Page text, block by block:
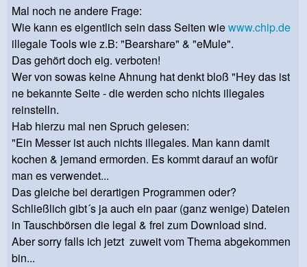
Mal noch ne andere Frage:
Wie kann es eigentlich sein dass Seiten wiewww.chip.de
illegale Tools wie z.B: "Bearshare" & "eMule".
Das gehört doch eig. verboten!
Wer von sowas keine Ahnung hat denkt bloß "Hey das ist
ne bekannte Seite - die werden scho nichts illegales
reinstelln.
Hab hierzu mal nen Spruch gelesen:
"Ein Messer ist auch nichts illegales. Man kann damit
kochen & jemand ermorden. Es kommt darauf an wofür
man es verwendet...
Das gleiche bei derartigen Programmen oder?
Schließlich gibt´s ja auch ein paar (ganz wenige) Dateien
in Tauschbörsen die legal & frei zum Download sind.
Aber sorry falls ich jetzt zuweit vom Thema abgekommen
bin...